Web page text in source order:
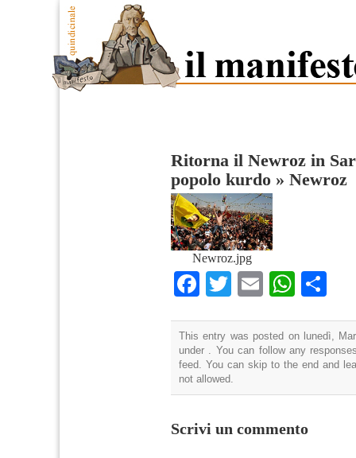
Ritorna il Newroz in
popolo kurdo » Newroz
Newroz.jpg
Facebook
TwitterEmail
This entry was posted on lunedì,
under . You can follow any
feed. You can skip to the end and
not allowed.
Scrivi un commento